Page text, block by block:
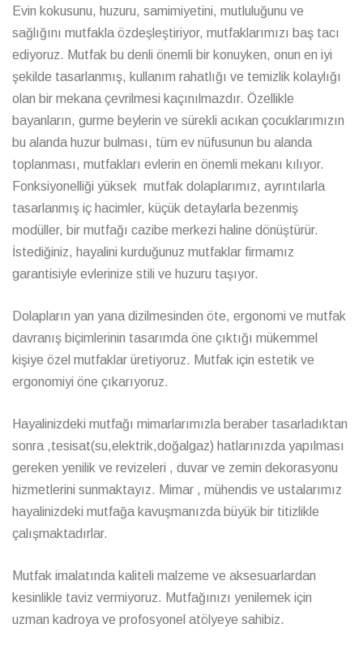
Evin kokusunu, huzuru, samimiyetini, mutluluğunu ve
sağlığını mutfakla özdeşleştiriyor, mutfaklarımızı baş tacı
ediyoruz. Mutfak bu denli önemli bir konuyken, onun en iyi
şekilde tasarlanmış, kullanım rahatlığı ve temizlik kolaylığı
olan bir mekana çevrilmesi kaçınılmazdır. Özellikle
bayanların, gurme beylerin ve sürekli acıkan çocuklarımızın
bu alanda huzur bulması, tüm ev nüfusunun bu alanda
toplanması, mutfakları evlerin en önemli mekanı kılıyor.
Fonksiyonelliği yüksek mutfak dolaplarımız, ayrıntılarla
tasarlanmış iç hacimler, küçük detaylarla bezenmiş
modüller, bir mutfağı cazibe merkezi haline dönüştürür.
İstediğiniz, hayalini kurduğunuz mutfaklar firmamız
garantisiyle evlerinize stili ve huzuru taşıyor.
Dolapların yan yana dizilmesinden öte, ergonomi ve mutfak
davranış biçimlerinin tasarımda öne çıktığı mükemmel
kişiye özel mutfaklar üretiyoruz. Mutfak için estetik ve
ergonomiyi öne çıkarıyoruz.
Hayalinizdeki mutfağı mimarlarımızla beraber tasarladıktan
sonra ,tesisat(su,elektrik,doğalgaz) hatlarınızda yapılması
gereken yenilik ve revizeleri , duvar ve zemin dekorasyonu
hizmetlerini sunmaktayız. Mimar , mühendis ve ustalarımız
hayalinizdeki mutfağa kavuşmanızda büyük bir titizlikle
çalışmaktadırlar.
Mutfak imalatında kaliteli malzeme ve aksesuarlardan
kesinlikle taviz vermiyoruz. Mutfağınızı yenilemek için
uzman kadroya ve profosyonel atölyeye sahibiz.